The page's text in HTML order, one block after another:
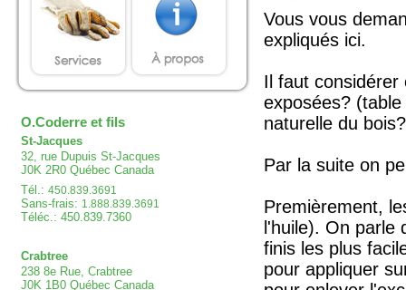
O.Coderre et fils
St-Jacques
32, rue Dupuis St-Jacques
J0K 2R0 Québec Canada
Tél.: 450.839.3691
Sans-frais: 1.888.839.3691
Téléc.: 450.839.7360
Crabtree
238 8e Rue, Crabtree
J0K 1B0 Québec Canada
Vous vous
expliqués ici.
Il faut
exposées?
naturelle du
Par la suite on
Premièrement,
l'huile). On parle
finis les plus
pour appliquer